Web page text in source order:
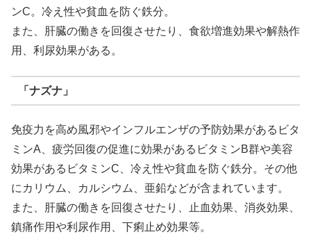
ンC。冷え性や貧血を防ぐ鉄分。
また、肝臓の働きを回復させたり、食欲増進効果や解熱作
用、利尿効果がある。
「ナズナ」
免疫力を高め風邪やインフルエンザの予防効果があるビタ
ミンA、疲労回復の促進に効果があるビタミンB群や美容
効果があるビタミンC、冷え性や貧血を防ぐ鉄分。その他
にカリウム、カルシウム、亜鉛などが含まれています。
また、肝臓の働きを回復させたり、止血効果、消炎効果、
鎮痛作用や利尿作用、下痢止め効果等。